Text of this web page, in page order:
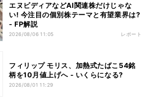
エヌビディアなどAI関連株だけじゃな
い! 今注目の個別株テーマと有望業界は?
- FP解説
2026/08/06 11:05 レポート
フィリップ モリス、加熱式たばこ54銘
柄を10月値上げへ - いくらになる?
2026/08/01 11:29